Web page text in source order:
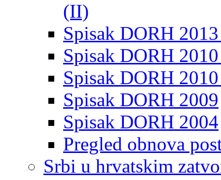
(II)
Spisak DORH
Spisak DORH
Spisak DORH
Spisak DORH 2009
Spisak DORH 2004
Pregled obnova
Srbi u hrvatskim